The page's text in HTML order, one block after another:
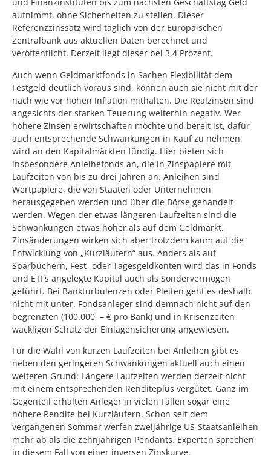
und Finanzinstituten bis zum nächsten Geschäftstag Geld
aufnimmt, ohne Sicherheiten zu stellen. Dieser
Referenzzinssatz wird täglich von der Europäischen
Zentralbank aus aktuellen Daten berechnet und
veröffentlicht. Derzeit liegt dieser bei 3,4 Prozent.
Auch wenn Geldmarktfonds in Sachen Flexibilität dem
Festgeld deutlich voraus sind, können auch sie nicht mit der
nach wie vor hohen Inflation mithalten. Die Realzinsen sind
angesichts der starken Teuerung weiterhin negativ. Wer
höhere Zinsen erwirtschaften möchte und bereit ist, dafür
auch entsprechende Schwankungen in Kauf zu nehmen,
wird an den Kapitalmärkten fündig. Hier bieten sich
insbesondere Anleihefonds an, die in Zinspapiere mit
Laufzeiten von bis zu drei Jahren an. Anleihen sind
Wertpapiere, die von Staaten oder Unternehmen
herausgegeben werden und über die Börse gehandelt
werden. Wegen der etwas längeren Laufzeiten sind die
Schwankungen etwas höher als auf dem Geldmarkt,
Zinsänderungen wirken sich aber trotzdem kaum auf die
Entwicklung von „Kurzläufern“ aus. Anders als auf
Sparbüchern, Fest- oder Tagesgeldkonten wird das in Fonds
und ETFs angelegte Kapital auch als Sondervermögen
geführt. Bei Bankturbulenzen oder Pleiten geht es deshalb
nicht mit unter. Fondsanleger sind demnach nicht auf den
begrenzten (100.000, – € pro Bank) und in Krisenzeiten
wackligen Schutz der Einlagensicherung angewiesen.
Für die Wahl von kurzen Laufzeiten bei Anleihen gibt es
neben den geringeren Schwankungen aktuell auch einen
weiteren Grund: Längere Laufzeiten werden derzeit nicht
mit einem entsprechenden Renditeplus vergütet. Ganz im
Gegenteil erhalten Anleger in vielen Fällen sogar eine
höhere Rendite bei Kurzläufern. Schon seit dem
vergangenen Sommer werfen zweijährige US-Staatsanleihen
mehr ab als die zehnjährigen Pendants. Experten sprechen
in diesem Fall von einer inversen Zinskurve.